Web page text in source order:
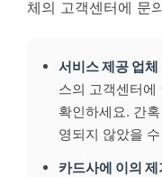
체의 고객센터에 문
서비스 제공 업체
스의 고객센터에
확인하세요. 간
영되지 않았을
카드사에 이의 제